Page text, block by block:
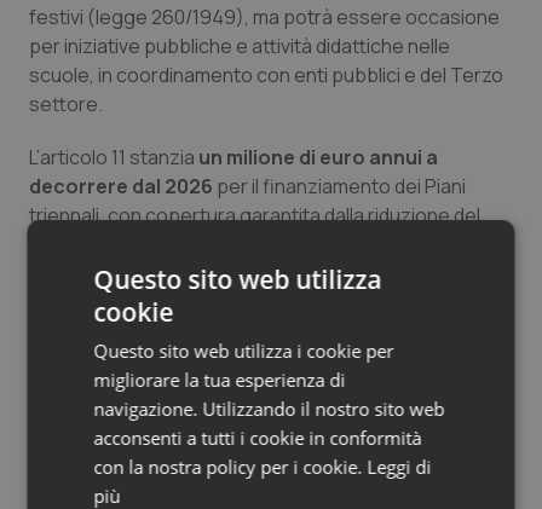
Salute orale & impianti
Sangue & coagulazione
Tiroide
Tumore al seno
Tumore ovarico
Tumori del Polmone & Testa Collo
Tumori gastrointestinali
Ulcera & Reflusso
festivi (legge 260/1949), ma potrà essere occasione
per iniziative pubbliche e attività didattiche nelle
scuole, in coordinamento con enti pubblici e del Terzo
settore.
L’articolo 11 stanzia un milione di euro annui a
decorrere dal 2026 per il finanziamento dei Piani
triennali, con copertura garantita dalla riduzione del
dell’istruzione. Il testo include anche le clausole di
invarianza degli oneri di finanza pubblica.
16 Giugno 2026
© Riproduzione riservata
Questo sito web utilizza
cookie
Questo sito web utilizza i cookie per
migliorare la tua esperienza di
navigazione. Utilizzando il nostro sito web
acconsenti a tutti i cookie in conformità
con la nostra policy per i cookie. Leggi di
più